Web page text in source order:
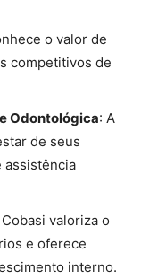
o valor de
competitivos de
Odontológica: A
de seus
assistência
Cobasi valoriza o
e oferece
interno.